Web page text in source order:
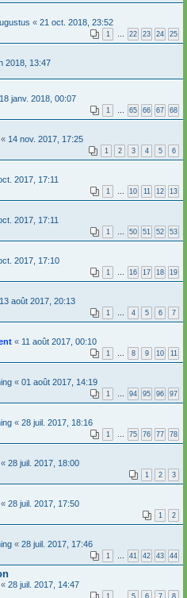
« 21 oct. 2018, 23:52
1 … 22 23 24 25
2018, 13:47
18 janv. 2018, 00:07
1 … 65 66 67 68
« 14 nov. 2017, 17:25
1 2 3 4 5 6
2017, 17:11
1 … 10 11 12 13
2017, 17:11
1 … 50 51 52 53
2017, 17:10
1 … 16 17 18 19
13 août 2017, 20:13
1 … 4 5 6 7
« 11 août 2017, 00:10
1 … 8 9 10 11
« 01 août 2017, 14:19
1 … 94 95 96 97
« 28 juil. 2017, 18:16
1 … 75 76 77 78
« 28 juil. 2017, 18:00
1 2 3
« 28 juil. 2017, 17:50
1 2
« 28 juil. 2017, 17:46
1 … 41 42 43 44
« 28 juil. 2017, 14:47
1 … 5 6 7 8